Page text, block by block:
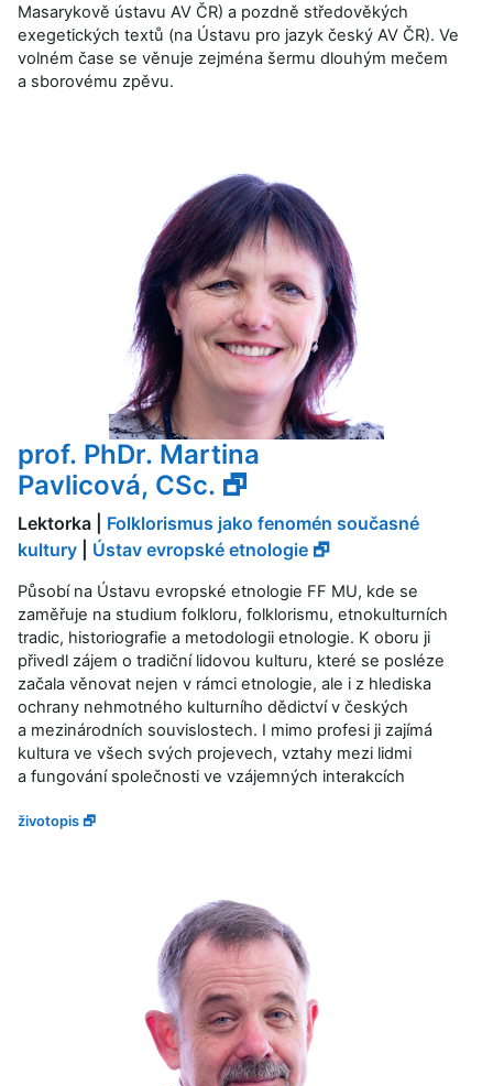
Masarykově ústavu AV ČR) a pozdně středověkých
exegetických textů (na Ústavu pro jazyk český AV ČR). Ve
volném čase se věnuje zejména šermu dlouhým mečem
a sborovému zpěvu.
prof. PhDr. Martina
Pavlicová, CSc. 🗗
Lektorka | Folklorismus jako fenomén současné
kultury
Ústav evropské etnologie 🗗
Působí na Ústavu evropské etnologie FF MU, kde se
zaměřuje na studium folkloru, folklorismu, etnokulturních
tradic, historiografie a metodologii etnologie. K oboru ji
přivedl zájem o tradiční lidovou kulturu, které se posléze
začala věnovat nejen v rámci etnologie, ale i z hlediska
ochrany nehmotného kulturního dědictví v českých
a mezinárodních souvislostech. I mimo profesi ji zajímá
kultura ve všech svých projevech, vztahy mezi lidmi
a fungování společnosti ve vzájemných interakcích
životopis 🗗